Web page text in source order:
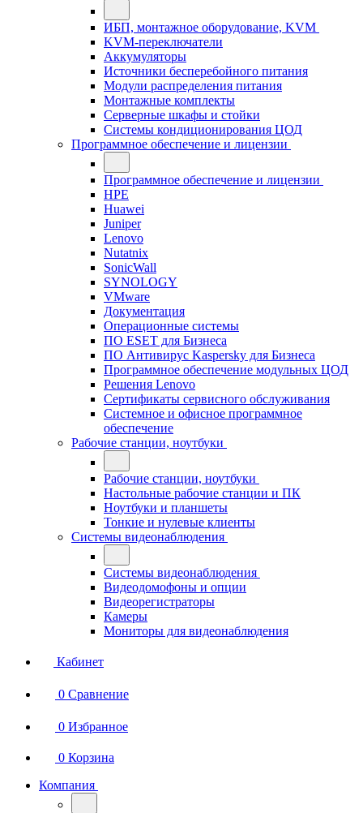
ИБП, монтажное оборудование, KVM
KVM-переключатели
Аккумуляторы
Источники бесперебойного питания
Модули распределения питания
Монтажные комплекты
Серверные шкафы и стойки
Системы кондиционирования ЦОД
Программное обеспечение и лицензии
Программное обеспечение и лицензии
HPE
Huawei
Juniper
Lenovo
Nutatnix
SonicWall
SYNOLOGY
VMware
Документация
Операционные системы
ПО ESET для Бизнеса
ПО Антивирус Kaspersky для Бизнеса
Программное обеспечение модульных ЦОД
Решения Lenovo
Сертификаты сервисного обслуживания
Системное и офисное программное
обеспечение
Рабочие станции, ноутбуки
Рабочие станции, ноутбуки
Настольные рабочие станции и ПК
Ноутбуки и планшеты
Тонкие и нулевые клиенты
Системы видеонаблюдения
Системы видеонаблюдения
Видеодомофоны и опции
Видеорегистраторы
Камеры
Мониторы для видеонаблюдения
Кабинет
0 Сравнение
0 Избранное
0 Корзина
Компания